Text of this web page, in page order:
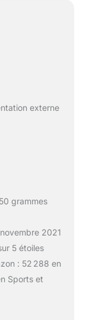
externe
grammes
2021
5 étoiles
: 52 288 en
Sports et